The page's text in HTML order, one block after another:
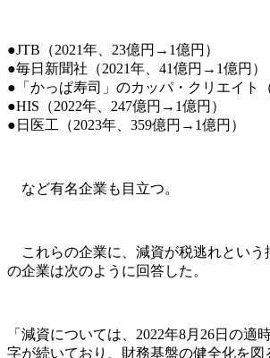
●JTB（2021年、23億円→1億円）
●毎日新聞社（2021年、41億円→1億円）
●「かっぱ寿司」のカッパ・クリエイト
●HIS（2022年、247億円→1億円）
●日医工（2023年、359億円→1億円）
など有名企業も目立つ。
これらの企業に、減資が税逃れという
の企業は次のように回答した。
「減資については、2022年8月26日の
字が続いており、財務基盤の健全化を